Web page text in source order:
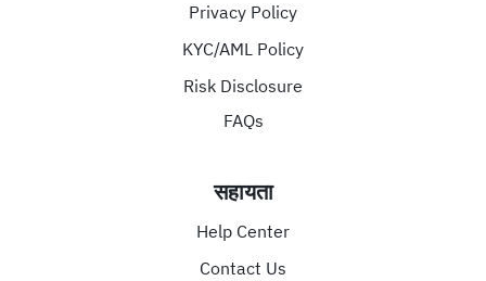
Privacy Policy
KYC/AML Policy
Risk Disclosure
FAQs
सहायता
Help Center
Contact Us